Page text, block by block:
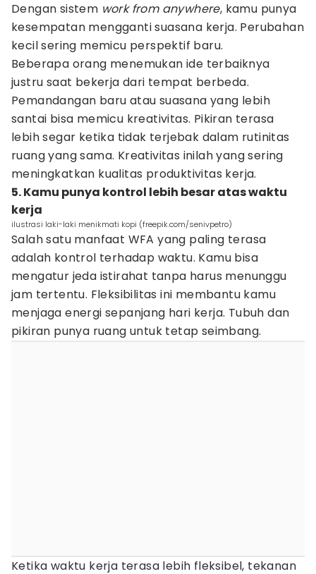
Dengan sistem work from anywhere, kamu punya
kesempatan mengganti suasana kerja. Perubahan
kecil sering memicu perspektif baru.
Beberapa orang menemukan ide terbaiknya
justru saat bekerja dari tempat berbeda.
Pemandangan baru atau suasana yang lebih
santai bisa memicu kreativitas. Pikiran terasa
lebih segar ketika tidak terjebak dalam rutinitas
ruang yang sama. Kreativitas inilah yang sering
meningkatkan kualitas produktivitas kerja.
5. Kamu punya kontrol lebih besar atas waktu
kerja
ilustrasi laki-laki menikmati kopi (freepik.com/senivpetro)
Salah satu manfaat WFA yang paling terasa
adalah kontrol terhadap waktu. Kamu bisa
mengatur jeda istirahat tanpa harus menunggu
jam tertentu. Fleksibilitas ini membantu kamu
menjaga energi sepanjang hari kerja. Tubuh dan
pikiran punya ruang untuk tetap seimbang.
Ketika waktu kerja terasa lebih fleksibel, tekanan